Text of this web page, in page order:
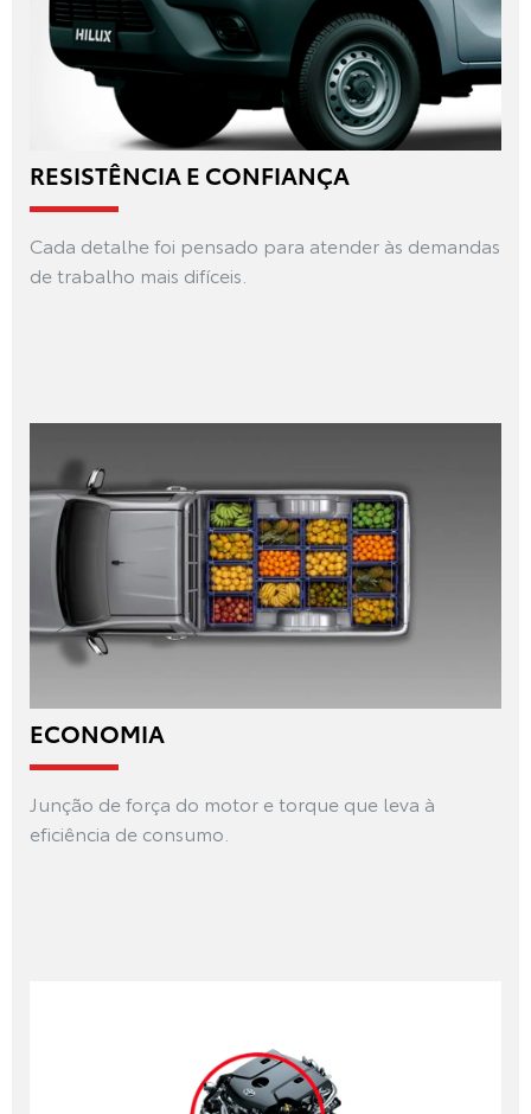
RESISTÊNCIA E CONFIANÇA
Cada detalhe foi pensado para atender às demandas
de trabalho mais difíceis.
ECONOMIA
Junção de força do motor e torque que leva à
eficiência de consumo.